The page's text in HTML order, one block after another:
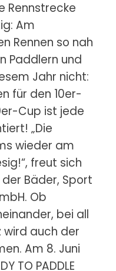
Rennstrecke
Am
Rennen so nah
Paddlern und
Jahr nicht:
für den 10er-
Cup ist jede
„Die
wieder am
freut sich
Bäder, Sport
Ob
bei all
wird auch der
Am 8. Juni
TO PADDLE